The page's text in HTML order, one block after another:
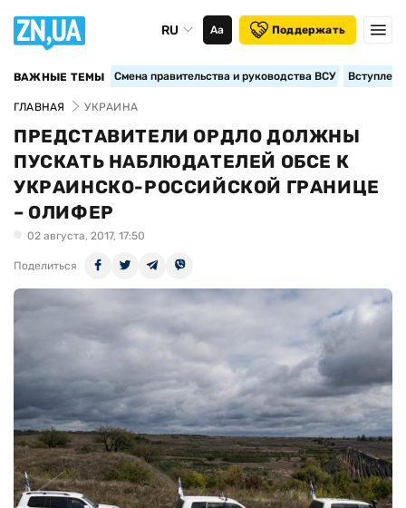
RU Аа Поддержать
ВАЖНЫЕ ТЕМЫ Смена правительства и руководства ВСУ
ГЛАВНАЯ УКРАИНА
ПРЕДСТАВИТЕЛИ ОРДЛО ДОЛЖНЫ
ПУСКАТЬ НАБЛЮДАТЕЛЕЙ ОБСЕ К
УКРАИНСКО-РОССИЙСКОЙ ГРАНИЦЕ
– ОЛИФЕР
02 августа, 2017, 17:50
Поделиться